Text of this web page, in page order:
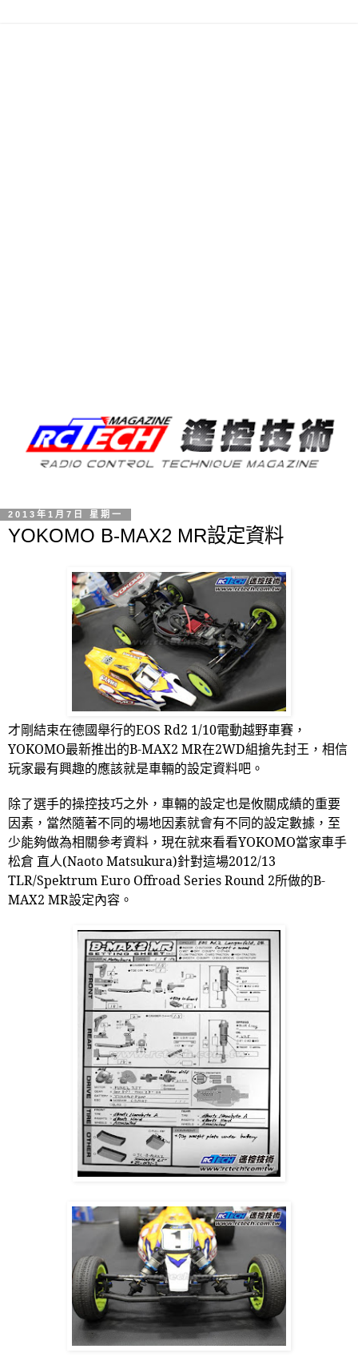
2013年1月7日 星期一
YOKOMO B-MAX2 MR設定資料
才剛結束在德國舉行的EOS Rd2 1/10電動越野車賽，
YOKOMO最新推出的B-MAX2 MR在2WD組搶先封王，相信
玩家最有興趣的應該就是車輛的設定資料吧。
除了選手的操控技巧之外，車輛的設定也是攸關成績的重要
因素，當然隨著不同的場地因素就會有不同的設定數據，至
少能夠做為相關參考資料，現在就來看看YOKOMO當家車手
松倉 直人(Naoto Matsukura)針對這場2012/13
TLR/Spektrum Euro Offroad Series Round 2所做的B-
MAX2 MR設定內容。